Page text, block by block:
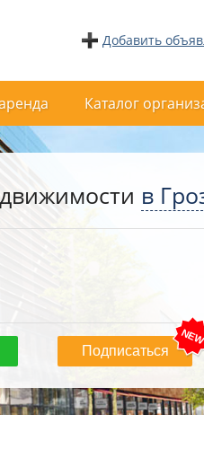
Добавить
Каталог
в
Подписаться